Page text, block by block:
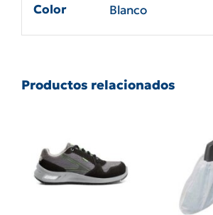
Color Blanco
Productos relacionados